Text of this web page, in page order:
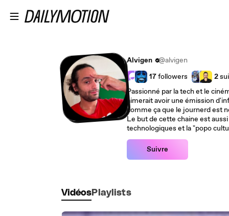
Alvigen
@alvigen
17followers 2
Passionné par la tech et le
aimerait avoir une émission
comme ça que le journerd est
Le but de cette chaine est
technologiques et la "popo
Suivre
Vidéos Playlists